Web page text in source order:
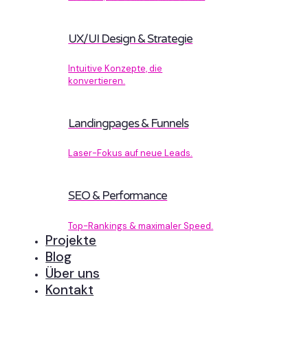
UX/UI Design & Strategie
Intuitive Konzepte, die
konvertieren.
Landingpages & Funnels
Laser-Fokus auf neue Leads.
SEO & Performance
Top-Rankings & maximaler Speed.
Projekte
Blog
Über uns
Kontakt